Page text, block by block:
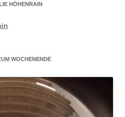
HÖHENRAIN
WOCHENENDE